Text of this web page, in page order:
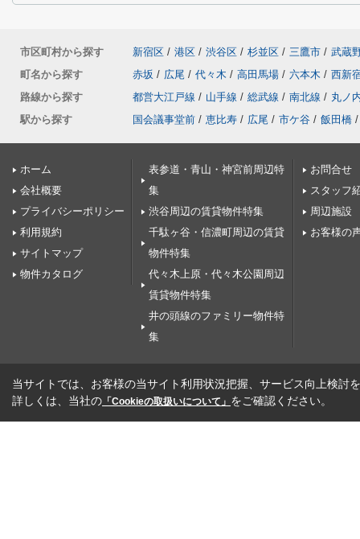
市区町村から探す 新宿区 / 港区 / 渋谷区 / 杉並区 / 三鷹市 / 武蔵
町名から探す
赤坂 / 広尾 / 代々木 / 高田馬場 / 六本木 / 西新
路線から探す
都営大江戸線 / 山手線 / 総武線 / 南北線 / 丸ノ
駅から探す
国会議事堂前 / 恵比寿 / 広尾 / 市ケ谷 / 飯田橋 /
ホーム
会社概要
プライバシーポリシー
利用規約
サイトマップ
物件カタログ
表参道・青山・神宮前周辺特
集
渋谷周辺の賃貸物件特集
千駄ヶ谷・信濃町周辺の賃貸
物件特集
代々木上原・代々木公園周辺
賃貸物件特集
井の頭線のファミリー物件特
集
お問合せ
スタッフ
周辺施設
お客様の
当サイトでは、お客様の当サイト利用状況把握、サービス向上検討
詳しくは、当社の 「Cookieの取扱いについて」 をご確認ください。